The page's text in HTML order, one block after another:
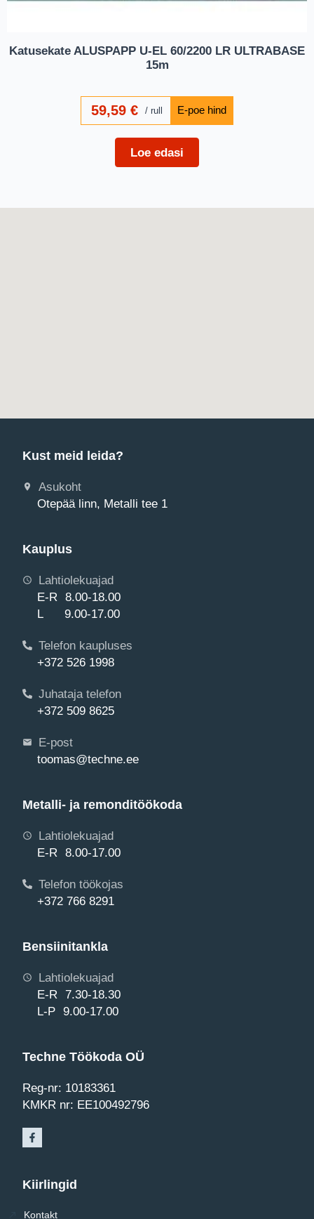
Katusekate ALUSPAPP U-EL 60/2200 LR ULTRABASE
15m
59,59 € rull
Loe edasi
Kust meid leida?
Asukoht
Otepää linn, Metalli tee 1
Kauplus
Lahtiolekuajad
E-R 8.00-18.00
L 9.00-17.00
Telefon kaupluses
+372 526 1998
Juhataja telefon
+372 509 8625
E-post
toomas@techne.ee
Metalli- ja remonditöökoda
Lahtiolekuajad
E-R 8.00-17.00
Telefon töökojas
+372 766 8291
Bensiinitankla
Lahtiolekuajad
E-R 7.30-18.30
L-P 9.00-17.00
Techne Töökoda OÜ
Reg-nr: 10183361
KMKR nr: EE100492796
Kiirlingid
Kontakt